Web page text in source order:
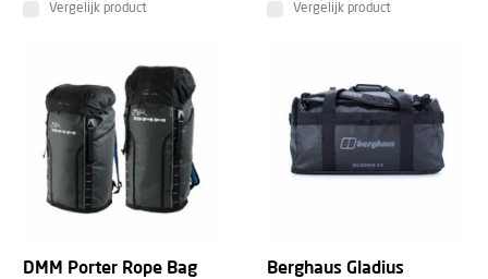
Vergelijk product Vergelijk product
DMM Porter Rope Bag Berghaus Gladius